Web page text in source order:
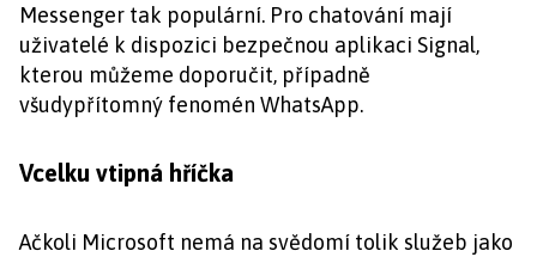
Messenger tak populární. Pro chatování mají
uživatelé k dispozici bezpečnou aplikaci Signal,
kterou můžeme doporučit, případně
všudypřítomný fenomén WhatsApp.
Vcelku vtipná hříčka
Ačkoli Microsoft nemá na svědomí tolik služeb jako